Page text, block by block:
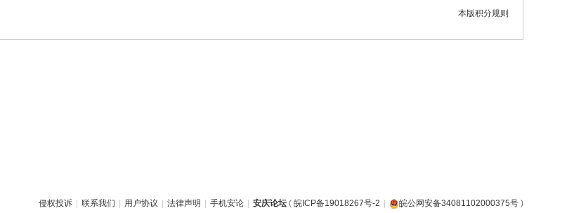
本版积分规则
侵权投诉 联系我们 用户协议 法律声明 手机安论 安庆论坛 ( 皖ICP备19018267号-2 皖公网安备34081102000375号 )